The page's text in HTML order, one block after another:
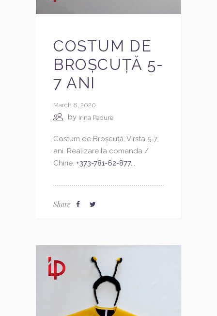
COSTUM DE
BROȘCUȚĂ 5-
7 ANI
March 8, 2020
by Irina Padure
Costum de Broșcuță. Virsta 5-7
ani. Realizare la comanda /
Chirie. +373-781-62-877...
Share